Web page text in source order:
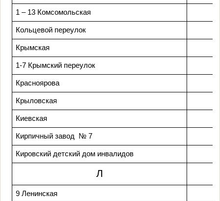
1 – 13 Комсомольская
Кольцевой переулок
Крымская
1-7 Крымский переулок
Красноярова
Крыловская
Киевская
Кирпичный завод № 7
Кировский детский дом инвалидов
Л
9 Ленинская